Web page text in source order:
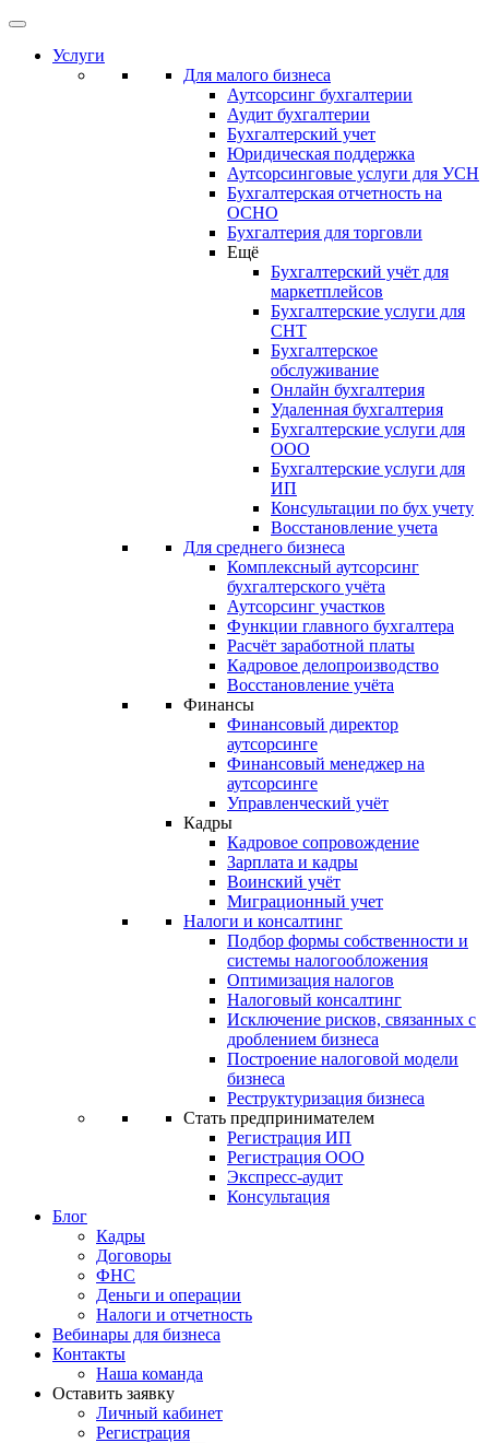
Услуги
Для малого бизнеса
Аутсорсинг бухгалтерии
Аудит бухгалтерии
Бухгалтерский учет
Юридическая поддержка
Аутсорсинговые услуги для УСН
Бухгалтерская отчетность на
ОСНО
Бухгалтерия для торговли
Ещё
Бухгалтерский учёт для
маркетплейсов
Бухгалтерские услуги для
СНТ
Бухгалтерское
обслуживание
Онлайн бухгалтерия
Удаленная бухгалтерия
Бухгалтерские услуги для
ООО
Бухгалтерские услуги для
ИП
Консультации по бух учету
Восстановление учета
Для среднего бизнеса
Комплексный аутсорсинг
бухгалтерского учёта
Аутсорсинг участков
Функции главного бухгалтера
Расчёт заработной платы
Кадровое делопроизводство
Восстановление учёта
Финансы
Финансовый директор
аутсорсинге
Финансовый менеджер на
аутсорсинге
Управленческий учёт
Кадры
Кадровое сопровождение
Зарплата и кадры
Воинский учёт
Миграционный учет
Налоги и консалтинг
Подбор формы собственности и
системы налогообложения
Оптимизация налогов
Налоговый консалтинг
Исключение рисков, связанных с
дроблением бизнеса
Построение налоговой модели
бизнеса
Реструктуризация бизнеса
Стать предпринимателем
Регистрация ИП
Регистрация ООО
Экспресс-аудит
Консультация
Блог
Кадры
Договоры
ФНС
Деньги и операции
Налоги и отчетность
Вебинары для бизнеса
Контакты
Наша команда
Оставить заявку
Личный кабинет
Регистрация